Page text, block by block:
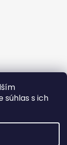
s ich